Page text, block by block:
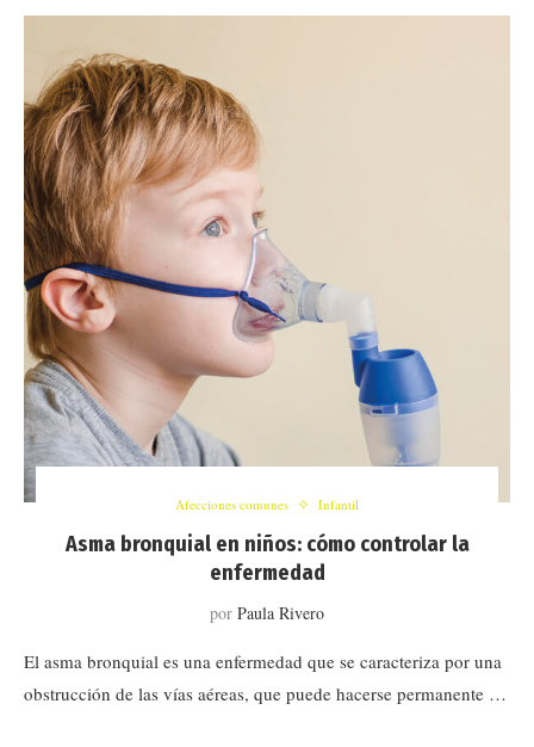
Afecciones comunes Infantil
Asma bronquial en niños: cómo controlar la
enfermedad
por Paula Rivero
El asma bronquial es una enfermedad que se caracteriza por una
obstrucción de las vías aéreas, que puede hacerse permanente …